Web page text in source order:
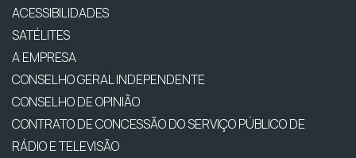
ACESSIBILIDADES
SATÉLITES
A EMPRESA
CONSELHO GERAL INDEPENDENTE
CONSELHO DE OPINIÃO
CONTRATO DE CONCESSÃO DO SERVIÇO PÚBLICO DE
RÁDIO E TELEVISÃO